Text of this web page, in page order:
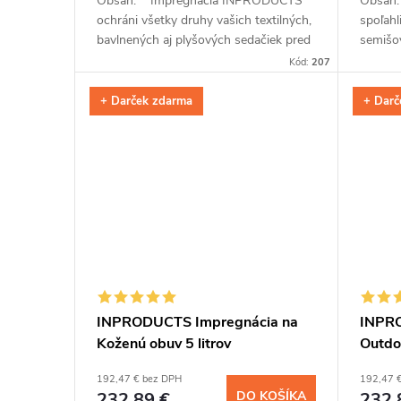
ochráni všetky druhy vašich textilných,
bavlnených aj plyšových sedačiek pred
Kód:207
+ Darček zdarma
INPRODUCTS Impregnácia na
Koženú obuv 5 litrov
192,47 € bez DPH
DO KOŠÍKA
+
192,47